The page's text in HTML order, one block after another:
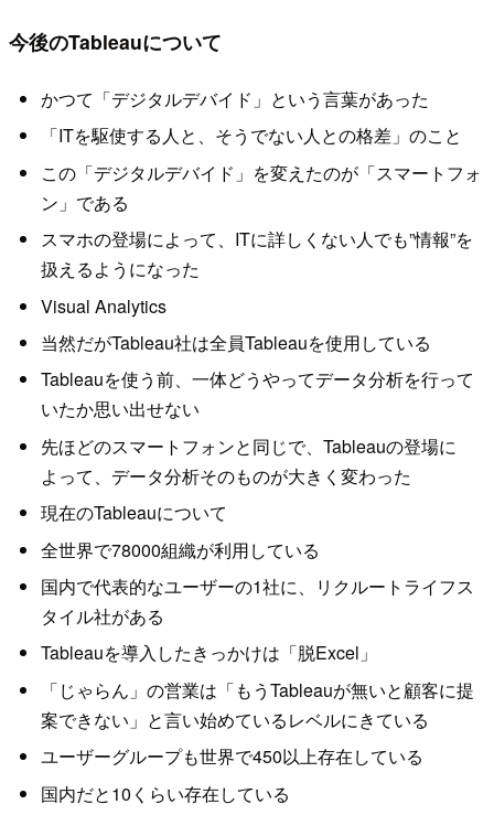
今後のTableauについて
かつて「デジタルデバイド」という言葉があった
「ITを駆使する人と、そうでない人との格差」のこと
この「デジタルデバイド」を変えたのが「スマートフォ
ン」である
スマホの登場によって、ITに詳しくない人でも”情報”を
扱えるようになった
Visual Analytics
当然だがTableau社は全員Tableauを使用している
Tableauを使う前、一体どうやってデータ分析を行って
いたか思い出せない
先ほどのスマートフォンと同じで、Tableauの登場に
よって、データ分析そのものが大きく変わった
現在のTableauについて
全世界で78000組織が利用している
国内で代表的なユーザーの1社に、リクルートライフス
タイル社がある
Tableauを導入したきっかけは「脱Excel」
「じゃらん」の営業は「もうTableauが無いと顧客に提
案できない」と言い始めているレベルにきている
ユーザーグループも世界で450以上存在している
国内だと10くらい存在している